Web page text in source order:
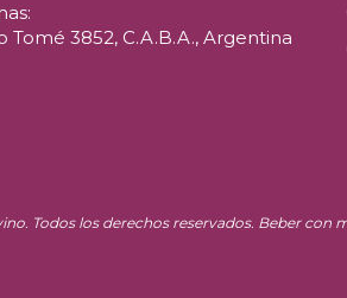
Tomé 3852, C.A.B.A., Argentina
Todos los derechos reservados. Beber con